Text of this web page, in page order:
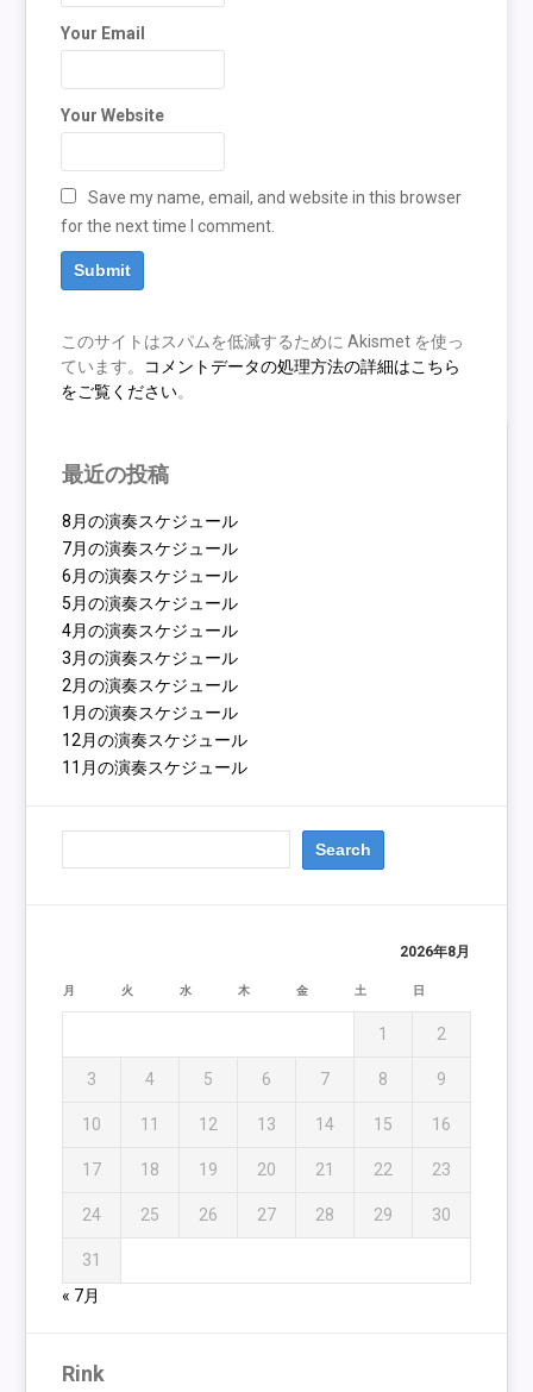
Your Email
Your Website
Save my name, email, and website in this browser
for the next time I comment.
このサイトはスパムを低減するために Akismet を使っ
ています。 コメントデータの処理方法の詳細はこちら
をご覧ください。
最近の投稿
8月の演奏スケジュール
7月の演奏スケジュール
6月の演奏スケジュール
5月の演奏スケジュール
4月の演奏スケジュール
3月の演奏スケジュール
2月の演奏スケジュール
1月の演奏スケジュール
12月の演奏スケジュール
11月の演奏スケジュール
2026年8月
月 火 水 木 金 土 日
1 2
3 4 5 6 7 8 9
10 11 12 13 14 15 16
17 18 19 20 21 22 23
24 25 26 27 28 29 30
31
« 7月
Rink